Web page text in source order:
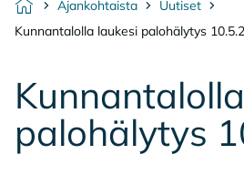
Etusivu
Ajankohtaista
Uutiset
Kunnantalolla laukesi palohälytys
pa­lo­hä­ly­tys